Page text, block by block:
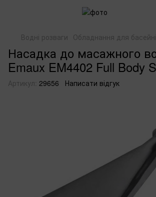
Водні розваги Обладнання для
Насадка до масажного
Emaux EM4402 Full Body
Артикул: 29656 Написати відгук